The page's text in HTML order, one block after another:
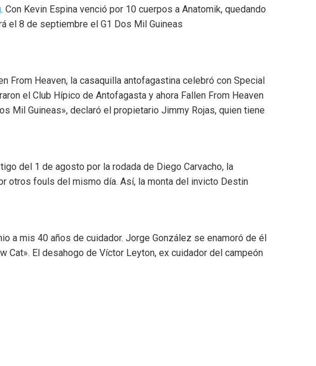
. Con Kevin Espina venció por 10 cuerpos a Anatomik, quedando
el 8 de septiembre el G1 Dos Mil Guineas
From Heaven, la casaquilla antofagastina celebró con Special
el Club Hípico de Antofagasta y ahora Fallen From Heaven
Mil Guineas», declaró el propietario Jimmy Rojas, quien tiene
del 1 de agosto por la rodada de Diego Carvacho, la
otros fouls del mismo día. Así, la monta del invicto Destin
a mis 40 años de cuidador. Jorge González se enamoró de él
Cat». El desahogo de Víctor Leyton, ex cuidador del campeón